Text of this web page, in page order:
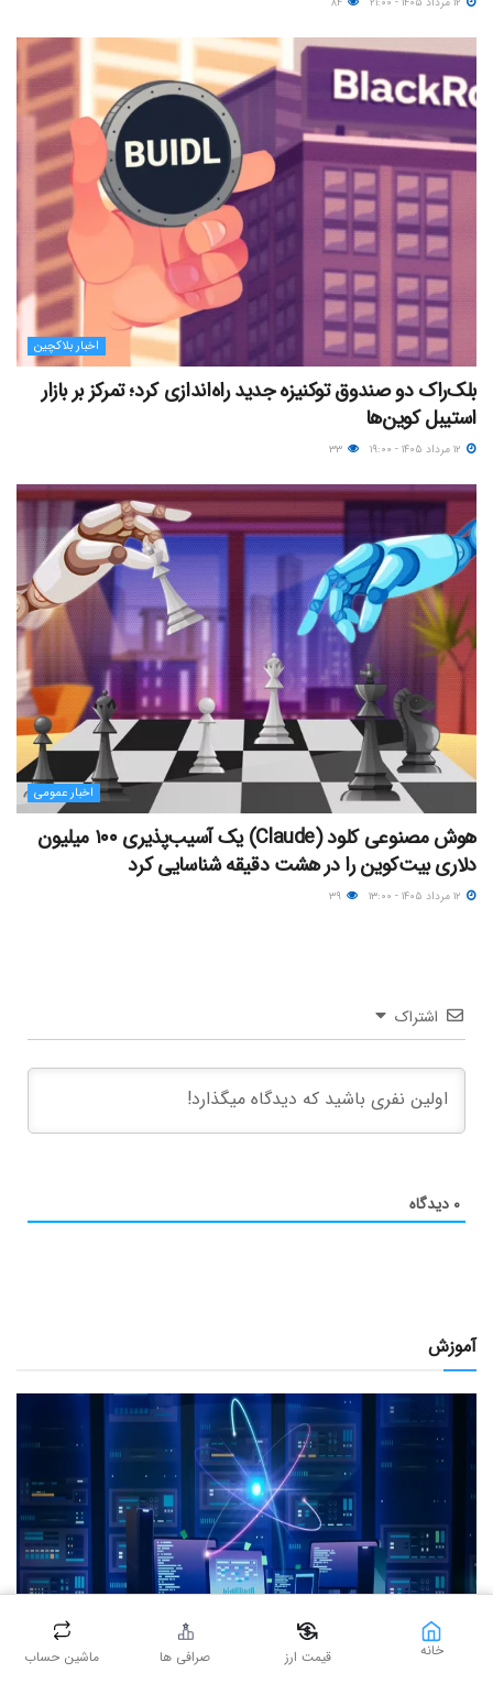
اخبار بلاکچین
بلک‌راک دو صندوق توکنیزه جدید راه‌اندازی کرد؛ تمرکز بر بازار
استیبل کوین‌ها
اخبار عمومی
هوش مصنوعی کلود (Claude) یک آسیب‌پذیری ۱۰۰ میلیون
دلاری بیت‌کوین را در هشت دقیقه شناسایی کرد
اشتراک
۰ دیدگاه
آموزش
خانه قیمت ارز صرافی ها ماشین حساب